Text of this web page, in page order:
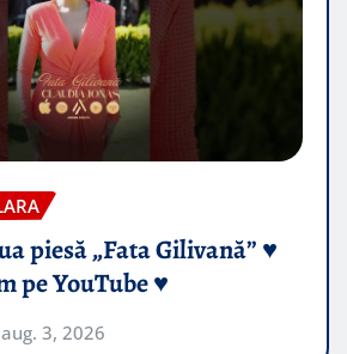
piesă „Fata Gilivană” ♥️
pe YouTube ♥️
aug. 3, 2026